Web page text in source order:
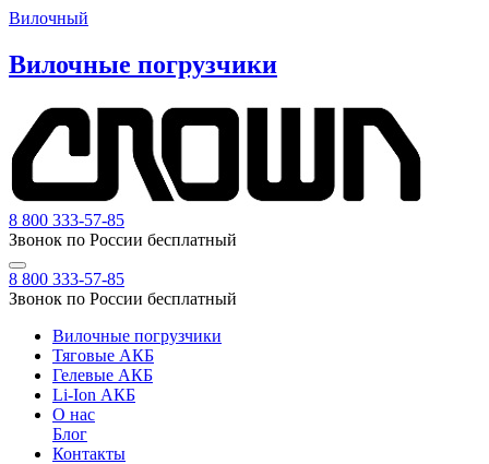
Вилочный
Вилочные погрузчики
8 800 333-57-85
Звонок по России бесплатный
8 800 333-57-85
Звонок по России бесплатный
Вилочные погрузчики
Тяговые АКБ
Гелевые АКБ
Li-Ion АКБ
О нас
Блог
Контакты